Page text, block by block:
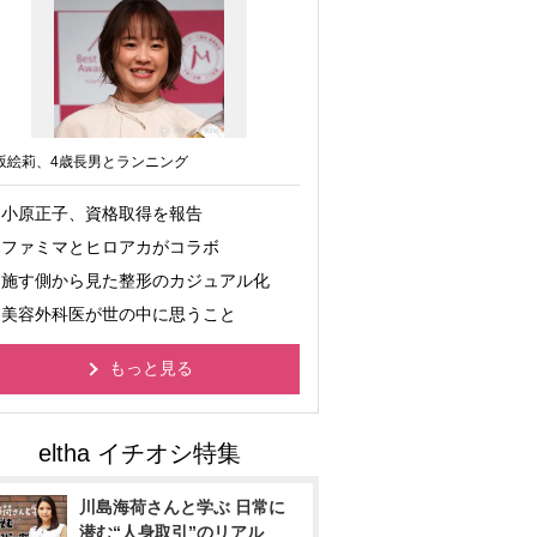
絵莉、4歳長男とランニング
小原正子、資格取得を報告
ファミマとヒロアカがコラボ
施す側から見た整形のカジュアル化
美容外科医が世の中に思うこと
もっと見る
川島海荷さんと学ぶ 日常に
潜む“人身取引”のリアル